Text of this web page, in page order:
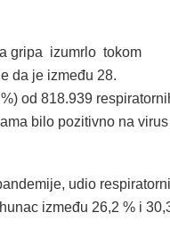
gripa izumrlotokom
da je između 28.
od 818.939
bilo pozitivno na virus
udio
između 26,2 % i